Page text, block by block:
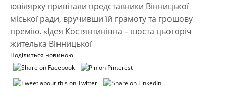
ювілярку привітали представники Вінницької
міської ради, вручивши їй грамоту та грошову
премію. «Ідея Костянтинівна – шоста цьогоріч
жителька Вінницької
Поділиться новиною